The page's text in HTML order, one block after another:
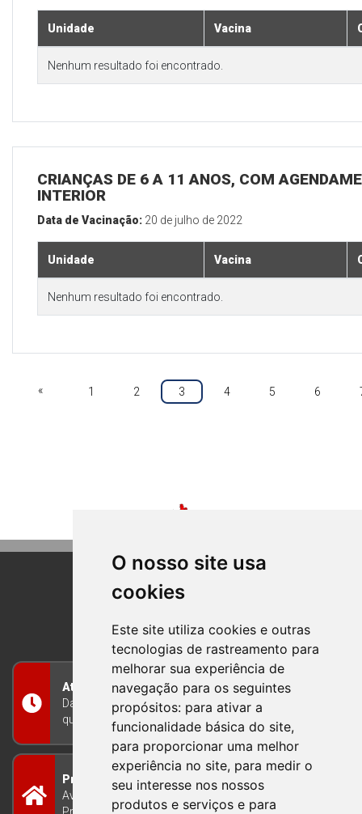
O nosso site usa
cookies
Este site utiliza cookies e outras
tecnologias de rastreamento para
melhorar sua experiência de
navegação para os seguintes
propósitos: para ativar a
funcionalidade básica do site,
para proporcionar uma melhor
experiência no site, para medir o
seu interesse nos nossos
produtos e serviços e para
Unidade Vacina
Nenhum resultado foi encontrado.
CRIANÇAS DE 6 A 11 ANOS, COM
INTERIOR
Data de Vacinação: 20 de julho de 2022
Unidade Vacina
Nenhum resultado foi encontrado.
« 1 2 3 4 5 6
BOM PRINCIPIO
RIO GRANDE DO SUL
Atendimento
Das 8h às 12h e das 13h às 17h30, de segunda a
quinta-feira, e nas sextas-feiras das 7h às 13h
Prefeitura Municipal
Avenida Guilherme Winter 65 - Centro Bom